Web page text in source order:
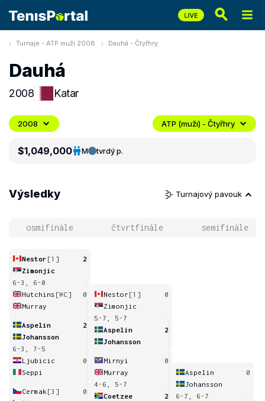
Turnaje - ATP muži 2008 Dauhá - Čtyřhry
Dauhá
2008 Katar
2008 ATP (muži) - Čtyřhry
$1,049,000 M tvrdý p.
Výsledky Turnajový pavouk
osmifinále čtvrtfinále semifinále
Nestor [1]
2
Zimonjic
6-3, 6-0
Hutchins [WC]
0
Murray
Aspelin
2
Johansson
6-3, 7-5
Ljubicic
0
Seppi
Cermak [3]
0
Nestor[1]
0
Zimonjic
5-7, 5-7
Aspelin
2
Johansson
Mirnyi
0
Murray
4-6, 5-7
Coetzee
2
Aspelin
0
Johansson
6-7, 6-7